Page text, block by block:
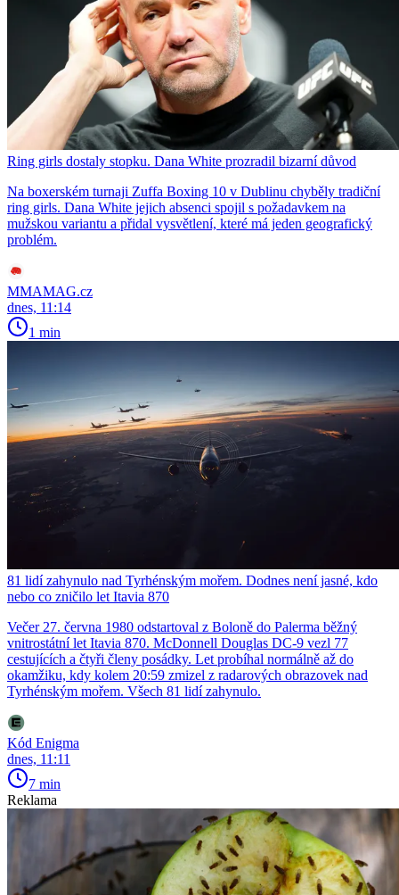
Ring girls dostaly stopku. Dana White prozradil bizarní důvod
Na boxerském turnaji Zuffa Boxing 10 v Dublinu chyběly tradiční
ring girls. Dana White jejich absenci spojil s požadavkem na
mužskou variantu a přidal vysvětlení, které má jeden geografický
problém.
MMAMAG.cz
dnes, 11:14
1 min
81 lidí zahynulo nad Tyrhénským mořem. Dodnes není jasné, kdo
nebo co zničilo let Itavia 870
Večer 27. června 1980 odstartoval z Boloně do Palerma běžný
vnitrostátní let Itavia 870. McDonnell Douglas DC-9 vezl 77
cestujících a čtyři členy posádky. Let probíhal normálně až do
okamžiku, kdy kolem 20:59 zmizel z radarových obrazovek nad
Tyrhénským mořem. Všech 81 lidí zahynulo.
Kód Enigma
dnes, 11:11
7 min
Reklama